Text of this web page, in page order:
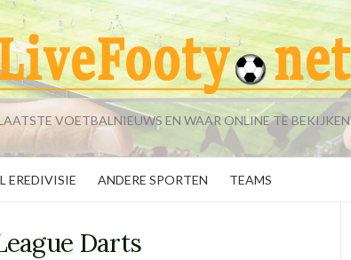
VOETBALNIEUWS EN WAAR ONLINE TE BEKIJKEN
EREDIVISIE ANDERE SPORTEN TEAMS
Darts